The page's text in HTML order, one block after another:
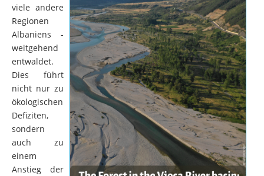
viele andere
Regionen
Albaniens -
weitgehend
entwaldet.
Dies führt
nicht nur zu
ökologischen
Defiziten,
sondern
auch zu
einem
Anstieg der